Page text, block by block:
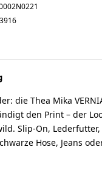
die Thea Mika
den Print – der
Slip-On, Lederfutter,
Hose, Jeans